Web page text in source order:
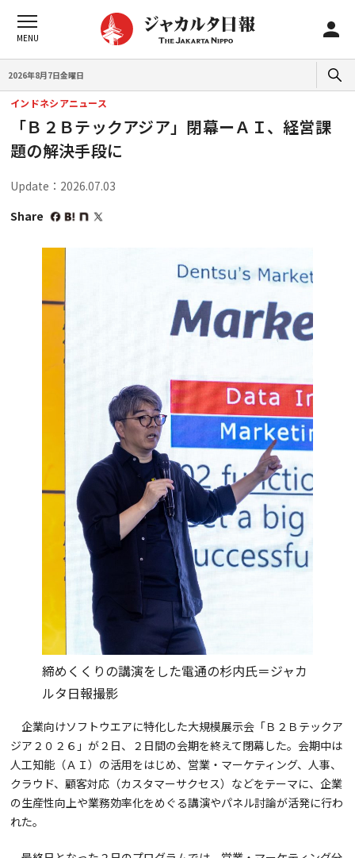
2026年8月7日金曜日
インドネシアニュース
「Ｂ２Ｂテックアジア」閉幕ーＡＩ、経営課
題の解決手段に
Update：2026.07.03
Share
締めくくりの講演をした電通の杉内氏＝ジャカ
ルタ日報撮影
企業向けソフトウエアに特化した大規模展示会「Ｂ２Ｂテックア
ジア２０２６」が２日、２日間の会期を終えて閉幕した。会期中は
人工知能（ＡＩ）の活用をはじめ、営業・マーケティング、人事、
クラウド、顧客対応（カスタマーサクセス）などをテーマに、企業
の生産性向上や業務効率化をめぐる講演やパネル討論が活発に行わ
れた。